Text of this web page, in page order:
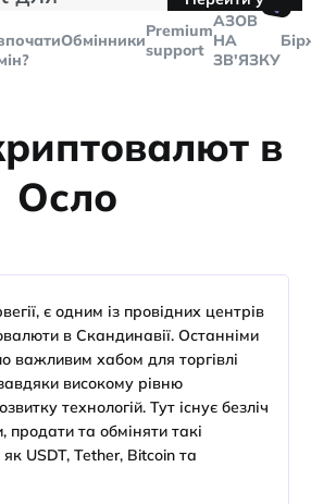
Telegram
ОбмінникиPremium
support
🤙
AЗОВ
НА
ЗВ'ЯЗКУ
в
Осло
є одним із провідних центрів
в Скандинавії. Останніми
важливим хабом для торгівлі
високому рівню
технологій. Тут існує безліч
продати та обміняти такі
USDT, Tether, Bitcoin та